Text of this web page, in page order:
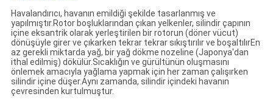
Havalandırıcı, havanın emildiği şekilde tasarlanmış ve
yapılmıştır.Rotor boşluklarından çıkan yelkenler, silindir çapının
içine eksantrik olarak yerleştirilen bir rotorun (döner vücut)
dönüşüyle girer ve çıkarken tekrar tekrar sıkıştırılır ve boşaltılırEn
az gerekli miktarda yağ, bir yağ dökme nozeline (Japonya'dan
ithal edilmiş) dökülür.Sıcaklığın ve gürültünün oluşmasını
önlemek amacıyla yağlama yapmak için her zaman çalışırken
silindir içine düşer.Aynı zamanda, silindir içindeki havanın
çevresinden kurtulmuştur.